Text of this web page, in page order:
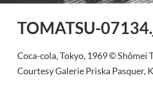
TOMATSU-
Coca-cola, Tokyo, 1969 © Shômei
Courtesy Galerie Priska Pasquer,